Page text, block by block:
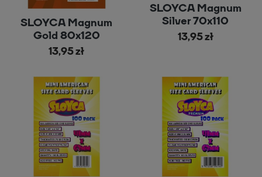
SLOYCA Magnum
Gold 80x120
13,95 zł
SLOYCA Magnum
Silver 70x110
13,95 zł